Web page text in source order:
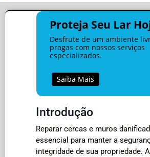
Proteja Seu Lar
Desfrute de um ambiente
pragas com nossos serviços
especializados.
Saiba Mais
Introdução
Reparar cercas e muros
essencial para manter a
integridade de sua propriedade.